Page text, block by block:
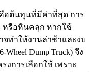
คือต้นทุนที่มีค่าที่สุด การ
หรือหินคลุก หากใช้
จทำให้งานล่าช้าและงบ
Wheel Dump Truck) จึง
งการเลือกใช้ เพราะ